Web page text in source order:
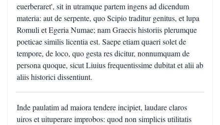
euerberaret', sit in utramque partem ingens ad dicendum
materia: aut de serpente, quo Scipio traditur genitus, et lupa
Romuli et Egeria Numae; nam Graecis historiis plerumque
poeticae similis licentia est. Saepe etiam quaeri solet de
tempore, de loco, quo gesta res dicitur, nonnumquam de
persona quoque, sicut Liuius frequentissime dubitat et alii ab
aliis historici dissentiunt.
Inde paulatim ad maiora tendere incipiet, laudare claros
uiros et uituperare improbos: quod non simplicis utilitatis